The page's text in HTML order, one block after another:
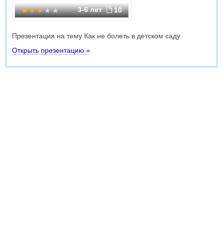
3-6 лет 10
Презентация на тему Как не болеть в детском саду
Открыть презентацию »